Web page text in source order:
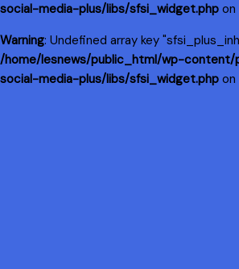
social-media-plus/libs/sfsi_widget.php on
Warning: Undefined array key
/home/lesnews/public_html/wp-content/
social-media-plus/libs/sfsi_widget.php on